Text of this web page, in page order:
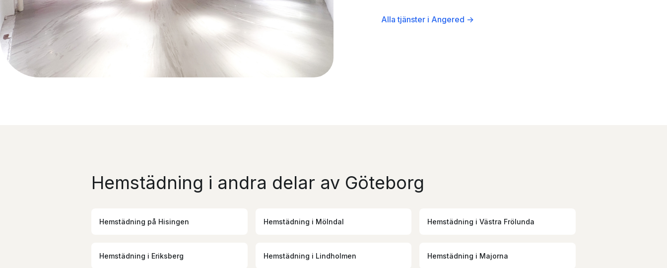
Alla tjänster i Angered →
Hemstädning i andra delar av Göteborg
Hemstädning på Hisingen Hemstädning i Mölndal Hemstädning i Västra Frölunda
Hemstädning i Eriksberg Hemstädning i Lindholmen Hemstädning i Majorna